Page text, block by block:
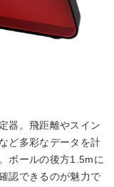
器。飛距離やスイン
ど多彩なデータを計
ボールの後方1.5mに
認できるのが魅力で